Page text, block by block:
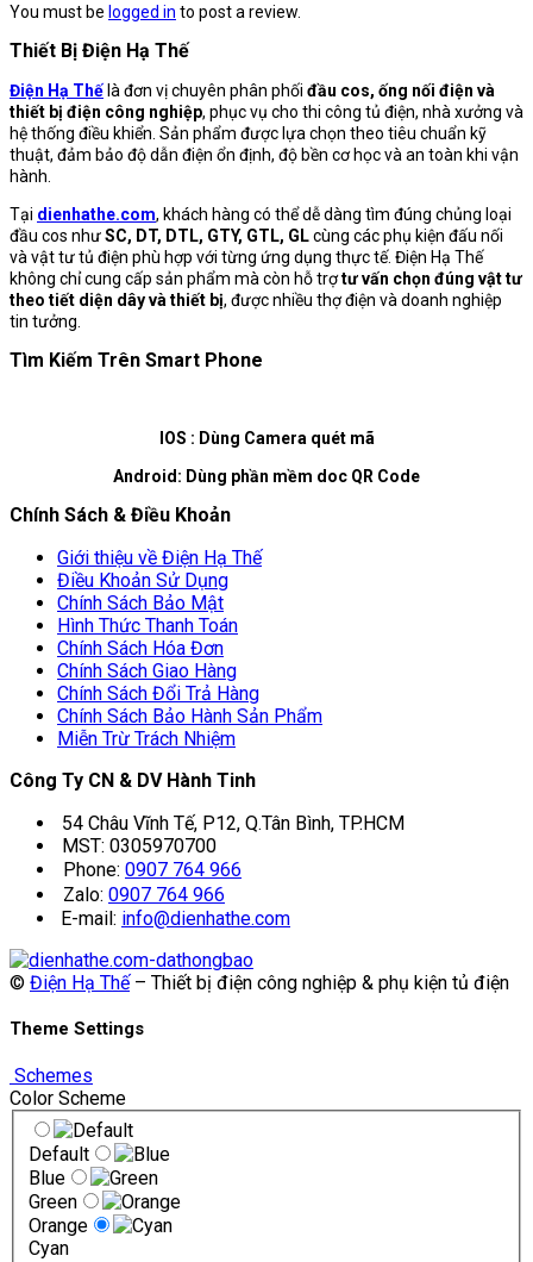
You must be logged in to post a review.
Thiết Bị Điện Hạ Thế
Điện Hạ Thế là đơn vị chuyên phân phối đầu cos, ống nối điện và
thiết bị điện công nghiệp, phục vụ cho thi công tủ điện, nhà xưởng và
hệ thống điều khiển. Sản phẩm được lựa chọn theo tiêu chuẩn kỹ
thuật, đảm bảo độ dẫn điện ổn định, độ bền cơ học và an toàn khi vận
hành.
Tại dienhathe.com, khách hàng có thể dễ dàng tìm đúng chủng loại
đầu cos nhưSC, DT, DTL, GTY, GTL, GLcùng các phụ kiện đấu nối
và vật tư tủ điện phù hợp với từng ứng dụng thực tế. Điện Hạ Thế
không chỉ cung cấp sản phẩm mà còn hỗ trợtư vấn chọn đúng vật tư
theo tiết diện dây và thiết bị, được nhiều thợ điện và doanh nghiệp
tin tưởng.
Tìm Kiếm Trên Smart Phone
IOS : Dùng Camera quét mã
Android: Dùng phần mềm doc QR Code
Chính Sách & Điều Khoản
Giới thiệu về Điện Hạ Thế
Điều Khoản Sử Dụng
Chính Sách Bảo Mật
Hình Thức Thanh Toán
Chính Sách Hóa Đơn
Chính Sách Giao Hàng
Chính Sách Đổi Trả Hàng
Chính Sách Bảo Hành Sản Phẩm
Miễn Trừ Trách Nhiệm
Công Ty CN & DV Hành Tinh
54 Châu Vĩnh Tế, P12, Q.Tân Bình, TP.HCM
MST: 0305970700
Phone: 0907 764 966
Zalo: 0907 764 966
E-mail: info@dienhathe.com
© Điện Hạ Thế– Thiết bị điện công nghiệp & phụ kiện tủ điện
Theme Settings
Schemes
Color Scheme
Default
Blue
Green
Orange
Cyan